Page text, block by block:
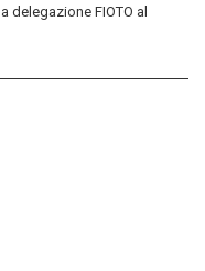
delegazione FIOTO al